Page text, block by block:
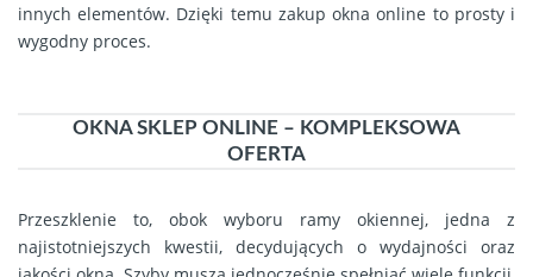
innych elementów. Dzięki temu zakup okna online to prosty i
wygodny proces.
OKNA SKLEP ONLINE – KOMPLEKSOWA
OFERTA
Przeszklenie to, obok wyboru ramy okiennej, jedna z
najistotniejszych kwestii, decydujących o wydajności oraz